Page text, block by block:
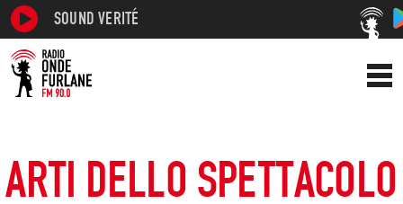
SOUND VERITÉ
ARTI DELLO SPETTACOLO